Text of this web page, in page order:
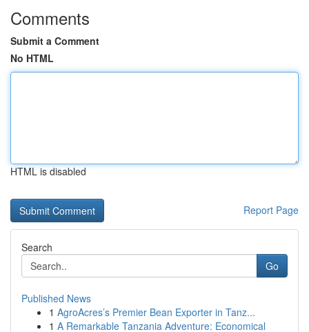
Comments
Submit a Comment
No HTML
HTML is disabled
Report Page
Search
Go
Published News
1 AgroAcres’s Premier Bean Exporter in Tanz...
1 A Remarkable Tanzania Adventure: Economical